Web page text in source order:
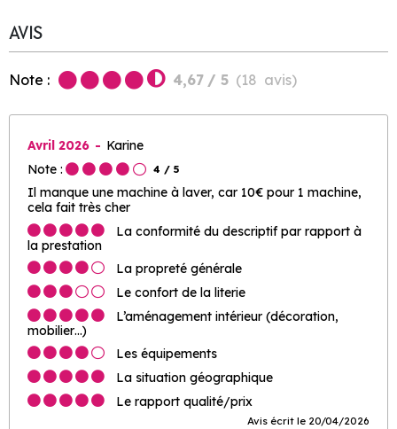
AVIS
Note : 4,67 / 5 (18 avis)
Avril 2026
Karine
Note :
4 / 5
Il manque une machine à laver, car 10€ pour 1 machine,
cela fait très cher
La conformité du descriptif par rapport à
la prestation
La propreté générale
Le confort de la literie
L’aménagement intérieur (décoration,
mobilier…)
Les équipements
La situation géographique
Le rapport qualité/prix
Avis écrit le 20/04/2026